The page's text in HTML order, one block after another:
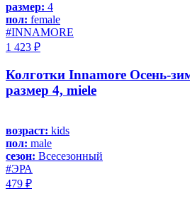
размер: 4
пол: female
#INNAMORE
1 423 ₽
Колготки Innamore Осень-
размер 4, miele
возраст: kids
пол: male
сезон: Всесезонный
#ЭРА
479 ₽